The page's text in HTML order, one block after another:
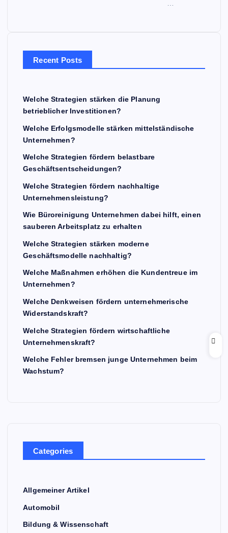
Recent Posts
Welche Strategien stärken die Planung
betrieblicher Investitionen?
Welche Erfolgsmodelle stärken mittelständische
Unternehmen?
Welche Strategien fördern belastbare
Geschäftsentscheidungen?
Welche Strategien fördern nachhaltige
Unternehmensleistung?
Wie Büroreinigung Unternehmen dabei hilft, einen
sauberen Arbeitsplatz zu erhalten
Welche Strategien stärken moderne
Geschäftsmodelle nachhaltig?
Welche Maßnahmen erhöhen die Kundentreue im
Unternehmen?
Welche Denkweisen fördern unternehmerische
Widerstandskraft?
Welche Strategien fördern wirtschaftliche
Unternehmenskraft?
Welche Fehler bremsen junge Unternehmen beim
Wachstum?
Categories
Allgemeiner Artikel
Automobil
Bildung & Wissenschaft